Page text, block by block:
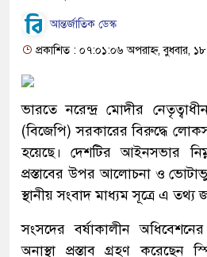
আন্তর্জাতিক ডেস্ক
প্রকাশিত : ০৭:০১:০৬ অপরাহ্ন, বুধবার,
ভারতে নরেন্দ্র মোদীর
(বিজেপি) সরকারের বিরুদ্ধে
হয়েছে। দেশটির আইনসভার
প্রস্তাবের উপর আলোচনা ও
স্থানীয় সংবাদ মাধ্যম সূত্রে এ তথ্য
সংসদের বর্ষাকালীন
অনাস্থা প্রস্তাব গ্রহণ করেছেন